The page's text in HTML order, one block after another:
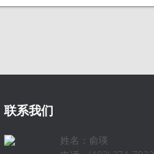
联系我们
姓名：俞瑛